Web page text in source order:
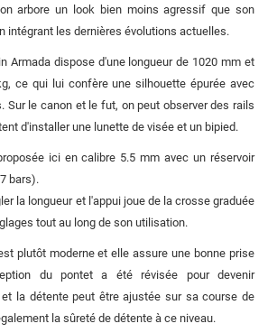
arbore un look bien moins agressif que son
intégrant les dernières évolutions actuelles.
Armada dispose d'une longueur de 1020 mm et
ce qui lui confère une silhouette épurée avec
Sur le canon et le fut, on peut observer des rails
d'installer une lunette de visée et un bipied.
ici en calibre 5.5 mm avec un réservoir
bars).
la longueur et l'appui joue de la crosse graduée
tout au long de son utilisation.
plutôt moderne et elle assure une bonne prise
du pontet a été révisée pour devenir
et la détente peut être ajustée sur sa course de
la sûreté de détente à ce niveau.